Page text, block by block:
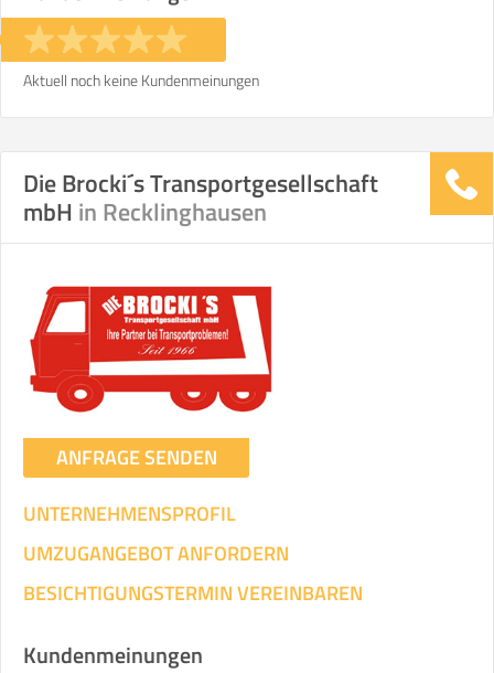
Stunden
KOSTENSCHÄTZUNG:
ICH MÖCHTE ANGEBOTE ANFORDERN
SO ERRECHNET SICH DIE KOSTENSCHÄTZUNG
Aktuell noch keine Kundenmeinungen
Die Brocki´s Transportgesellschaft
mbH in Recklinghausen
ANFRAGE SENDEN
UNTERNEHMENSPROFIL
UMZUGANGEBOT ANFORDERN
BESICHTIGUNGSTERMIN VEREINBAREN
Kundenmeinungen